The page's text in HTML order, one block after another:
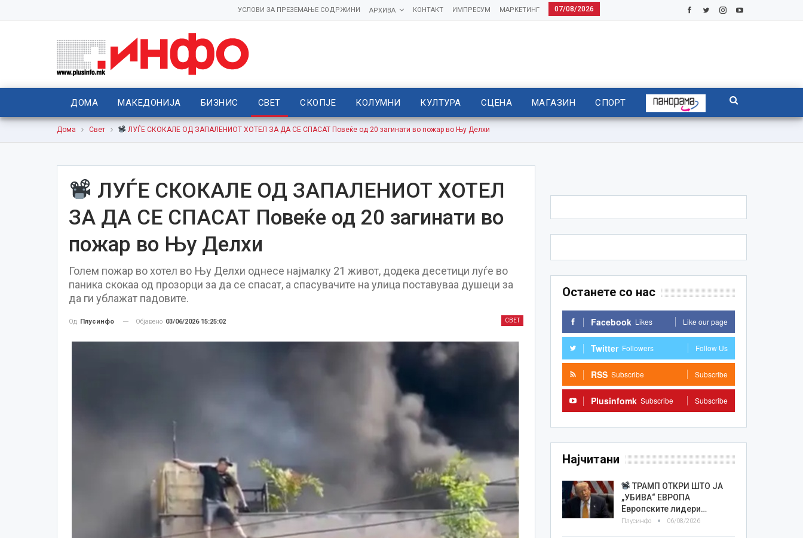
07/08/2026
МАРКЕТИНГ
ИМПРЕСУМ
КОНТАКТ
АРХИВА
УСЛОВИ ЗА ПРЕЗЕМАЊЕ СОДРЖИНИ
ДОМА МАКЕДОНИЈА БИЗНИС СВЕТ СКОПЈЕ КОЛУМНИ КУЛТУРА СЦЕНА МАГАЗИН СПОРТ
Дома Свет ЛУЃЕ СКОКАЛЕ ОД ЗАПАЛЕНИОТ ХОТЕЛ ЗА ДА СЕ СПАСАТ Повеќе од 20 загинати во пожар во Њу Делхи
ЛУЃЕ СКОКАЛЕ ОД ЗАПАЛЕНИОТ ХОТЕЛ
ЗА ДА СЕ СПАСАТ Повеќе од 20 загинати во
пожар во Њу Делхи
Голем пожар во хотел во Њу Делхи однесе најмалку 21 живот, додека десетици луѓе во
паника скокаа од прозорци за да се спасат, а спасувачите на улица поставуваа душеци за
да ги ублажат падовите.
СВЕТ
Од Плусинфо Објавено 03/06/2026 15:25:02
Останете со нас
Facebook Likes Like our page
Twitter Followers Follow Us
RSS Subscribe Subscribe
Plusinfomk Subscribe Subscribe
Најчитани
ТРАМП ОТКРИ ШТО ЈА
„УБИВА“ ЕВРОПА
Европските лидери…
Плусинфо 06/08/2026